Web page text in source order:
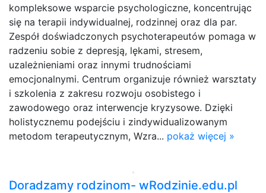
kompleksowe wsparcie psychologiczne, koncentrując
się na terapii indywidualnej, rodzinnej oraz dla par.
Zespół doświadczonych psychoterapeutów pomaga w
radzeniu sobie z depresją, lękami, stresem,
uzależnieniami oraz innymi trudnościami
emocjonalnymi. Centrum organizuje również warsztaty
i szkolenia z zakresu rozwoju osobistego i
zawodowego oraz interwencje kryzysowe. Dzięki
holistycznemu podejściu i zindywidualizowanym
metodom terapeutycznym, Wzra... pokaż więcej »
Doradzamy rodzinom- wRodzinie.edu.pl